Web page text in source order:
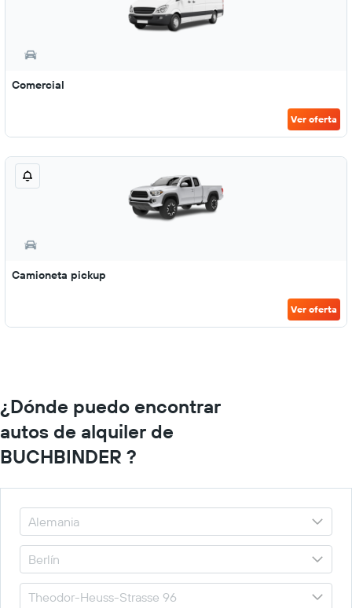
Comercial
Ver oferta
Camioneta pickup
Ver oferta
¿Dónde puedo encontrar
autos de alquiler de
BUCHBINDER ?